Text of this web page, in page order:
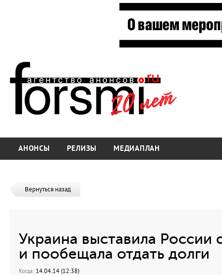
АНОНСЫ РЕЛИЗЫ МЕДИАПЛАН
Вернуться назад
Украина выставила России
и пообещала отдать долги
Когда: 14.04.14 (12:38)